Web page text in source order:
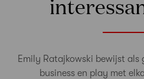
Emily Ratajkowski bewijst
business en play met